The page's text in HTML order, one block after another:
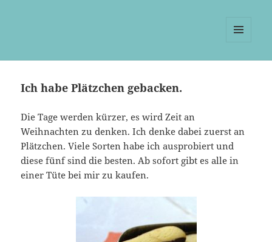
Ich habe Plätzchen gebacken.
Die Tage werden kürzer, es wird Zeit an
Weihnachten zu denken. Ich denke dabei zuerst an
Plätzchen. Viele Sorten habe ich ausprobiert und
diese fünf sind die besten. Ab sofort gibt es alle in
einer Tüte bei mir zu kaufen.